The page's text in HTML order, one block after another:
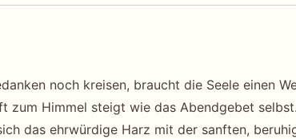
noch kreisen, braucht die Seele einen
zum Himmel steigt wie das Abendgebet
das ehrwürdige Harz mit der sanften,